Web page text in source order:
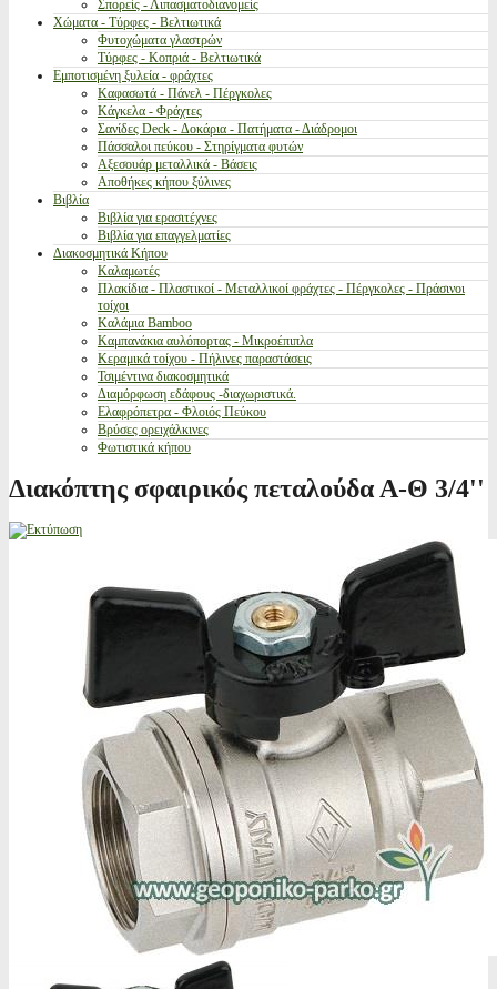
Σπορείς - Λιπασματοδιανομείς
Χώματα - Τύρφες - Βελτιωτικά
Φυτοχώματα γλαστρών
Τύρφες - Κοπριά - Βελτιωτικά
Εμποτισμένη ξυλεία - φράχτες
Καφασωτά - Πάνελ - Πέργκολες
Κάγκελα - Φράχτες
Σανίδες Deck - Δοκάρια - Πατήματα - Διάδρομοι
Πάσσαλοι πεύκου - Στηρίγματα φυτών
Αξεσουάρ μεταλλικά - Βάσεις
Αποθήκες κήπου ξύλινες
Βιβλία
Βιβλία για ερασιτέχνες
Βιβλία για επαγγελματίες
Διακοσμητικά Κήπου
Καλαμωτές
Πλακίδια - Πλαστικοί - Μεταλλικοί φράχτες - Πέργκολες - Πράσινοι
τοίχοι
Καλάμια Bamboo
Καμπανάκια αυλόπορτας - Μικροέπιπλα
Κεραμικά τοίχου - Πήλινες παραστάσεις
Τσιμέντινα διακοσμητικά
Διαμόρφωση εδάφους -διαχωριστικά.
Ελαφρόπετρα - Φλοιός Πεύκου
Βρύσες ορειχάλκινες
Φωτιστικά κήπου
Διακόπτης σφαιρικός πεταλούδα Α-Θ 3/4''